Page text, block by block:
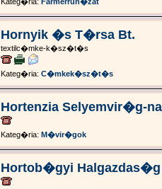
Hornyik �s T�rsa Bt.
textilc�mke-k�sz�t�s
Kateg�ria: C�mkek�sz�t�s
Hortenzia Selyemvir�g-
Kateg�ria: M�vir�gok
Hortob�gyi Halgazdas�g